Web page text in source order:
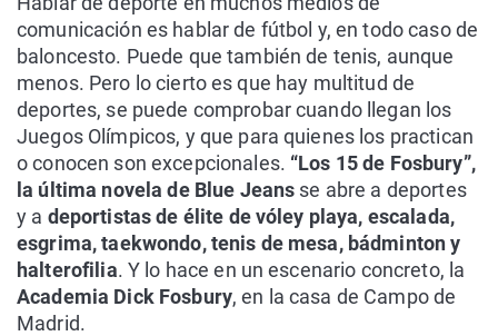
comunicación es hablar de fútbol y, en todo caso de
baloncesto. Puede que también de tenis, aunque
menos. Pero lo cierto es que hay multitud de
deportes, se puede comprobar cuando llegan los
Juegos Olímpicos, y que para quienes los practican
o conocen son excepcionales. “Los 15 de Fosbury”,
la última novela de Blue Jeans se abre a deportes
y a deportistas de élite de vóley playa, escalada,
esgrima, taekwondo, tenis de mesa, bádminton y
halterofilia. Y lo hace en un escenario concreto, la
Academia Dick Fosbury, en la casa de Campo de
Madrid.